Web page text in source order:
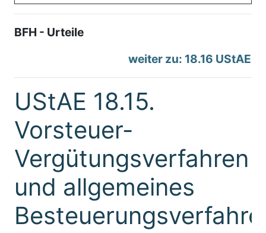
BFH - Urteile
weiter zu: 18.16 UStAE
UStAE 18.15.
Vorsteuer-
Vergütungsverfahren
und allgemeines